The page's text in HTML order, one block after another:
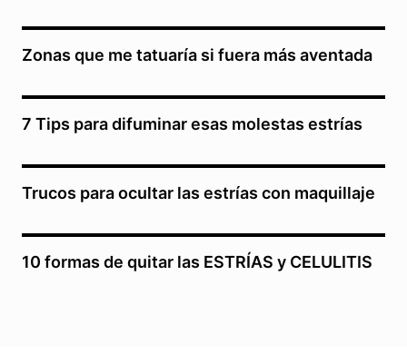
Zonas que me tatuaría si fuera más aventada
7 Tips para difuminar esas molestas estrías
Trucos para ocultar las estrías con maquillaje
10 formas de quitar las ESTRÍAS y CELULITIS